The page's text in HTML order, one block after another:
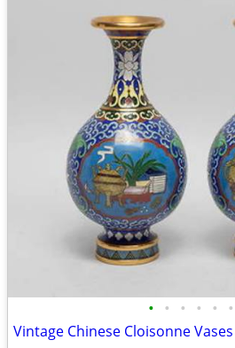
• • • • • •
Vintage Chinese Cloisonne Vases